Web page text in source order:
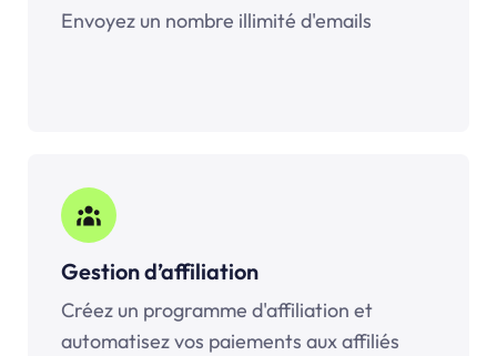
Envoyez un nombre illimité d'emails
Gestion d’affiliation
Créez un programme d'affiliation et
automatisez vos paiements aux affiliés